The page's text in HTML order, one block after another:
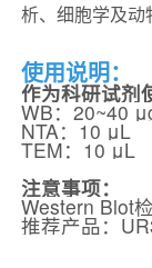
析、细胞学及动
使用说明：
作为科研试剂
WB：20~40
NTA：10 μL
TEM：10 μL
注意事项：
Western Blot
推荐产品：